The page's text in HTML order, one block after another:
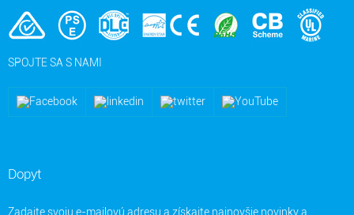
SPOJTE SA S NAMI
Dopyt
Zadajte svoju e-mailovú adresu a získajte najnovšie novinky a